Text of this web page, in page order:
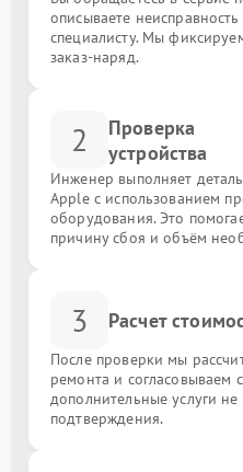
описываете
специалисту. Мы
заказ-наряд.
2
Проверка
устройства
Инженер выполняет
Apple с использованием
оборудования. Это
причину сбоя и объём
3 Расчет
После проверки мы
ремонта и согласовываем
дополнительные услуги
подтверждения.